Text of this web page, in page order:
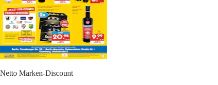
Netto Marken-Discount